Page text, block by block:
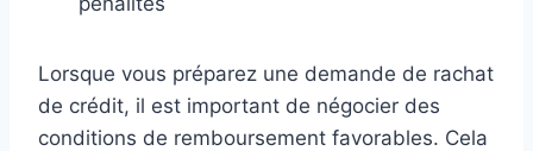
Lorsque vous préparez une demande de rachat
de crédit, il est important de négocier des
conditions de remboursement favorables. Cela